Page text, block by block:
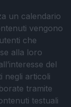
un calendario
vengono
che
alla loro
del
negli articoli
tramite
testuali